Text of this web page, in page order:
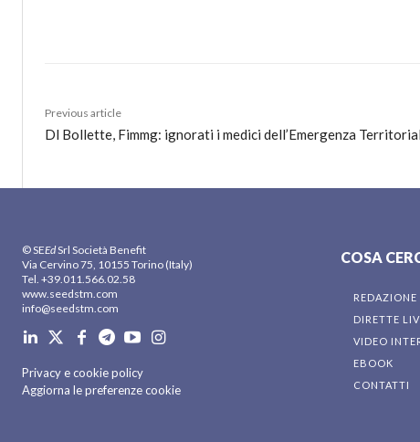
Previous article
Dl Bollette, Fimmg: ignorati i medici dell’Emergenza
© SEEdSrl Società Benefit
Via Cervino 75, 10155 Torino (Italy)
Tel. +39.011.566.02.58
www.seedstm.com
info@seedstm.com
Privacy e cookie policy
Aggiorna le preferenze cookie
COSA
REDAZIONE
DIRETTE
VIDEO
EBOOK
CONTATTI